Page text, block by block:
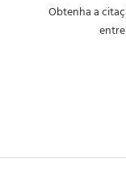
Obtenha a